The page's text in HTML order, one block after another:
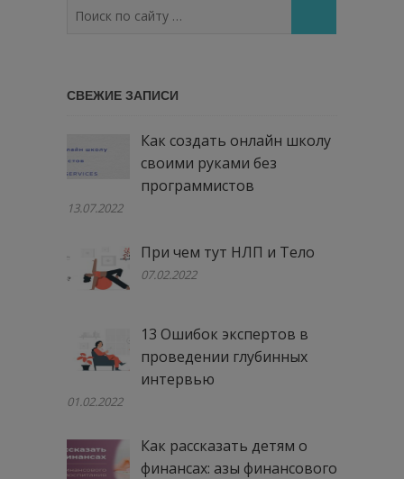
по
СВЕЖИЕ ЗАПИСИ
Как создать онлайн школу
своими руками без
программистов
13.07.2022
При чем тут НЛП и Тело
07.02.2022
13 Ошибок экспертов в
проведении глубинных
интервью
01.02.2022
Как рассказать детям о
финансах: азы финансового